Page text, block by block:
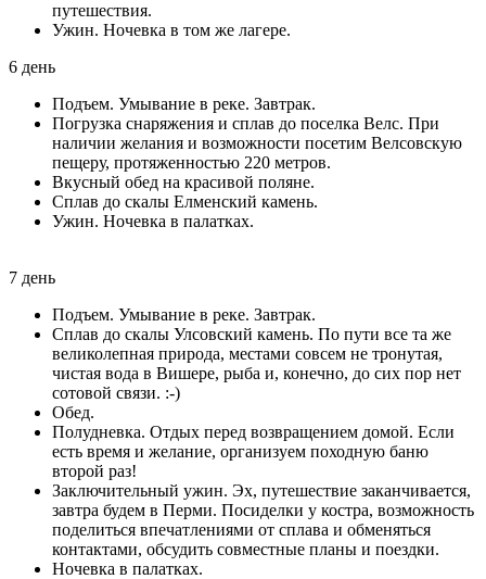
путешествия.
Ужин. Ночевка в том же лагере.
6 день
Подъем. Умывание в реке. Завтрак.
Погрузка снаряжения и сплав до поселка Велс. При
наличии желания и возможности посетим Велсовскую
пещеру, протяженностью 220 метров.
Вкусный обед на красивой поляне.
Сплав до скалы Елменский камень.
Ужин. Ночевка в палатках.
7 день
Подъем. Умывание в реке. Завтрак.
Сплав до скалы Улсовский камень. По пути все та же
великолепная природа, местами совсем не тронутая,
чистая вода в Вишере, рыба и, конечно, до сих пор нет
сотовой связи. :-)
Обед.
Полудневка. Отдых перед возвращением домой. Если
есть время и желание, организуем походную баню
второй раз!
Заключительный ужин. Эх, путешествие заканчивается,
завтра будем в Перми. Посиделки у костра, возможность
поделиться впечатлениями от сплава и обменяться
контактами, обсудить совместные планы и поездки.
Ночевка в палатках.